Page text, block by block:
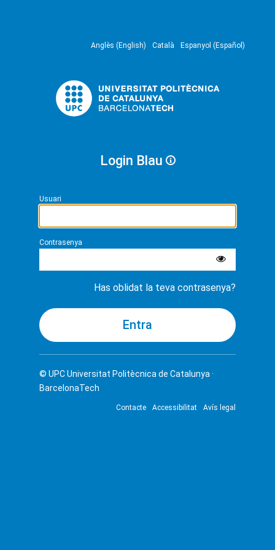
Anglès (English) Català Espanyol (Español)
Login Blau
Usuari
Contrasenya
Has oblidat la teva contrasenya?
© UPCUniversitat Politècnica de Catalunya ·
BarcelonaTech
Contacte Accessibilitat Avís legal